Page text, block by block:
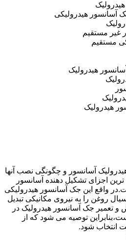
آسانسور هیدرولیکی
غیر مستقیم
مستقیم
هیدرولیک
هیدرولیک
آسانسور و چگونگی نصب آنها
اجزای تشکیل دهنده آسانسور
واقع این جک آسانسور هیدرولیکی
روغن را به نیروی مکانیکی تبدیل
و تعمیر جک آسانسور هیدرولیک در
توصیه می شود که از
انتخاب شود.